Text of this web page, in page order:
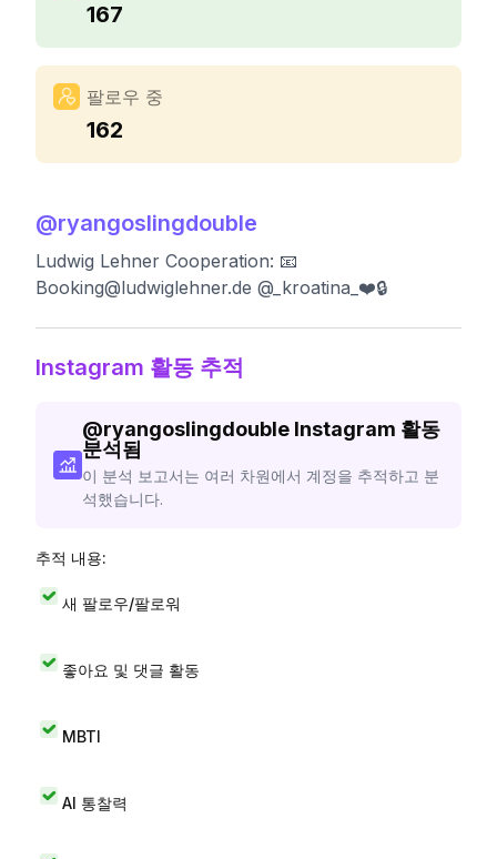
167
팔로우 중
162
@ryangoslingdouble
Ludwig Lehner Cooperation: 📧
Booking@ludwiglehner.de @_kroatina_❤️🔒
Instagram 활동 추적
@ryangoslingdouble Instagram 활동
분석됨
이 분석 보고서는 여러 차원에서 계정을 추적하고 분
석했습니다.
추적 내용:
새 팔로우/팔로워
좋아요 및 댓글 활동
MBTI
AI 통찰력